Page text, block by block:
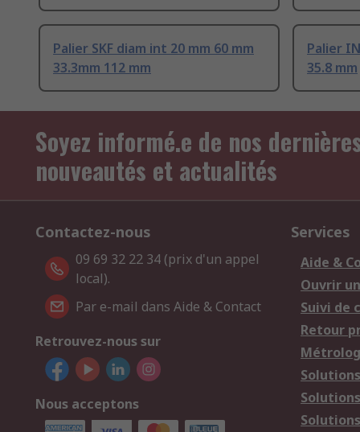
Palier SKF diam int 20 mm 60 mm
33.3mm 112 mm
Palier
35.8 mm
Soyez informé.e de nos
nouveautés et actualités
Contactez-nous
09 69 32 22 34 (prix d'un appel
local).
Par e-mail dans Aide & Contact
Retrouvez-nous sur
Nous acceptons
Services
Aide &
Ouvrir
Suivi de
Retour